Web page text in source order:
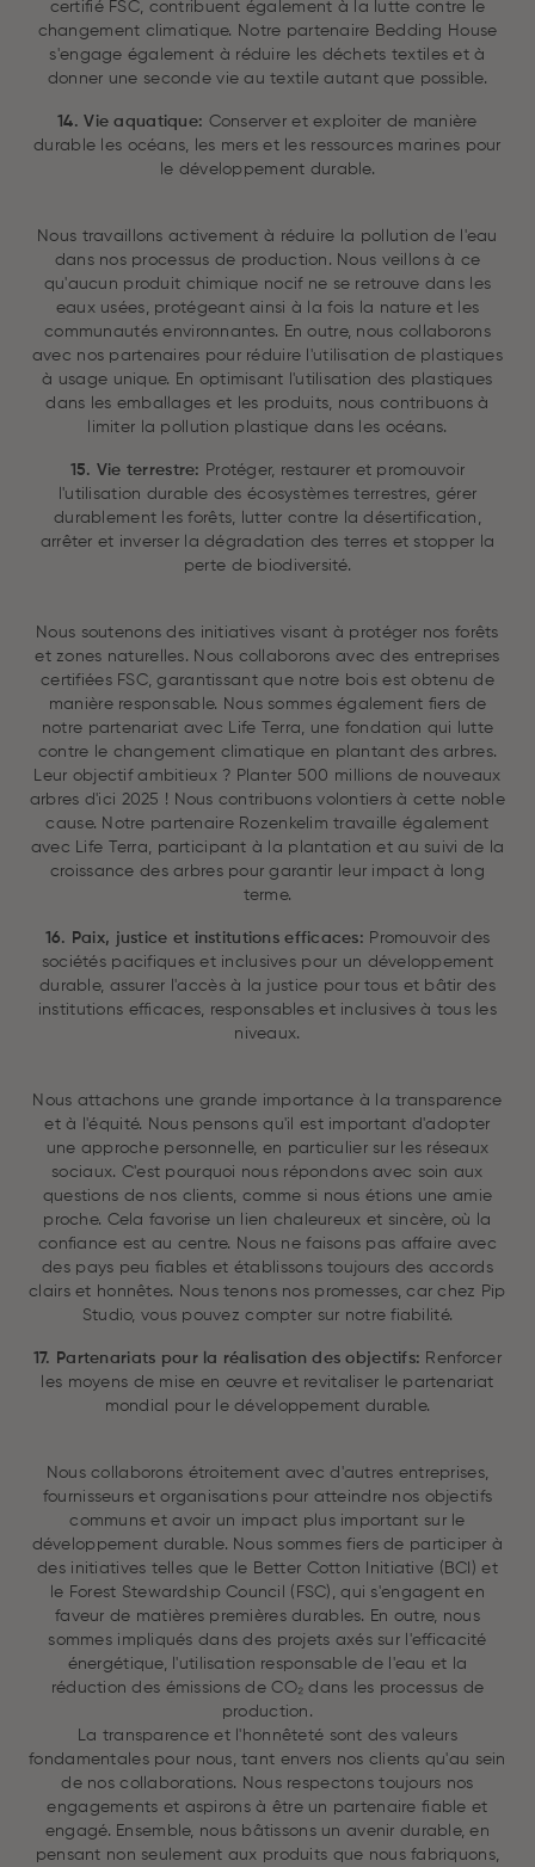
certifié FSC, contribuent également à la lutte contre le
changement climatique. Notre partenaire Bedding House
s'engage également à réduire les déchets textiles et à
donner une seconde vie au textile autant que possible.
14. Vie aquatique: Conserver et exploiter de manière
durable les océans, les mers et les ressources marines pour
le développement durable.
Nous travaillons activement à réduire la pollution de l'eau
dans nos processus de production. Nous veillons à ce
qu'aucun produit chimique nocif ne se retrouve dans les
eaux usées, protégeant ainsi à la fois la nature et les
communautés environnantes. En outre, nous collaborons
avec nos partenaires pour réduire l'utilisation de plastiques
à usage unique. En optimisant l'utilisation des plastiques
dans les emballages et les produits, nous contribuons à
limiter la pollution plastique dans les océans.
15. Vie terrestre: Protéger, restaurer et promouvoir
l'utilisation durable des écosystèmes terrestres, gérer
durablement les forêts, lutter contre la désertification,
arrêter et inverser la dégradation des terres et stopper la
perte de biodiversité.
Nous soutenons des initiatives visant à protéger nos forêts
et zones naturelles. Nous collaborons avec des entreprises
certifiées FSC, garantissant que notre bois est obtenu de
manière responsable. Nous sommes également fiers de
notre partenariat avec Life Terra, une fondation qui lutte
contre le changement climatique en plantant des arbres.
Leur objectif ambitieux ? Planter 500 millions de nouveaux
arbres d'ici 2025 ! Nous contribuons volontiers à cette noble
cause. Notre partenaire Rozenkelim travaille également
avec Life Terra, participant à la plantation et au suivi de la
croissance des arbres pour garantir leur impact à long
terme.
16. Paix, justice et institutions efficaces: Promouvoir des
sociétés pacifiques et inclusives pour un développement
durable, assurer l'accès à la justice pour tous et bâtir des
institutions efficaces, responsables et inclusives à tous les
niveaux.
Nous attachons une grande importance à la transparence
et à l'équité. Nous pensons qu'il est important d'adopter
une approche personnelle, en particulier sur les réseaux
sociaux. C'est pourquoi nous répondons avec soin aux
questions de nos clients, comme si nous étions une amie
proche. Cela favorise un lien chaleureux et sincère, où la
confiance est au centre. Nous ne faisons pas affaire avec
des pays peu fiables et établissons toujours des accords
clairs et honnêtes. Nous tenons nos promesses, car chez Pip
Studio, vous pouvez compter sur notre fiabilité.
17. Partenariats pour la réalisation des objectifs: Renforcer
les moyens de mise en œuvre et revitaliser le partenariat
mondial pour le développement durable.
Nous collaborons étroitement avec d'autres entreprises,
fournisseurs et organisations pour atteindre nos objectifs
communs et avoir un impact plus important sur le
développement durable. Nous sommes fiers de participer à
des initiatives telles que le Better Cotton Initiative (BCI) et
le Forest Stewardship Council (FSC), qui s'engagent en
faveur de matières premières durables. En outre, nous
sommes impliqués dans des projets axés sur l'efficacité
énergétique, l'utilisation responsable de l'eau et la
réduction des émissions de CO₂ dans les processus de
production.
La transparence et l'honnêteté sont des valeurs
fondamentales pour nous, tant envers nos clients qu'au sein
de nos collaborations. Nous respectons toujours nos
engagements et aspirons à être un partenaire fiable et
engagé. Ensemble, nous bâtissons un avenir durable, en
pensant non seulement aux produits que nous fabriquons,